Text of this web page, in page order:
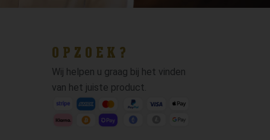
OPZOEK?
Wij helpen u graag bij het vinden
van het juiste product.